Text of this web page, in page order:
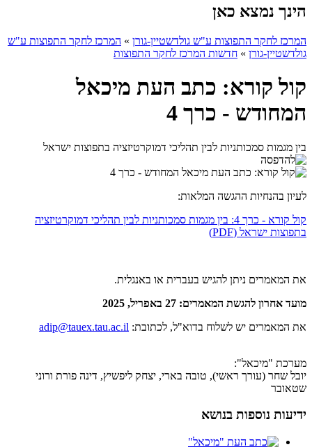
הינך נמצא כאן
המרכז לחקר התפוצות ע"ש גולדשטיין-גורן » המרכז לחקר התפוצות ע"ש
גולדשטיין-גורן » חדשות המרכז לחקר התפוצות
קול קורא: כתב העת מיכאל
המחודש - כרך 4
בין מגמות סמכותניות לבין תהליכי דמוקרטיזציה בתפוצות ישראל
לעיון בהנחיות ההגשה המלאות:
קול קורא - כרך 4: בין מגמות סמכותניות לבין תהליכי דמוקרטיזציה
בתפוצות ישראל (PDF)
את המאמרים ניתן להגיש בעברית או באנגלית.
מועד אחרון להגשת המאמרים: 27 באפריל, 2025
את המאמרים יש לשלוח בדוא"ל, לכתובת: adip@tauex.tau.ac.il
מערכת "מיכאל":
יובל שחר (עורך ראשי), טובה בארי, יצחק ליפשיץ, דינה פורת ורוני
שטאובר
ידיעות נוספות בנושא